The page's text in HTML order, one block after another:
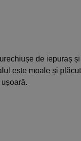
de iepuraș și
este moale și